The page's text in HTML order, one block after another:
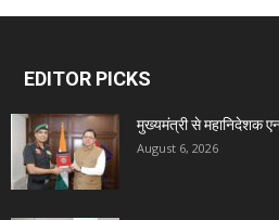
EDITOR PICKS
मुख्यमंत्री से महानिदेशक
August 6, 2026